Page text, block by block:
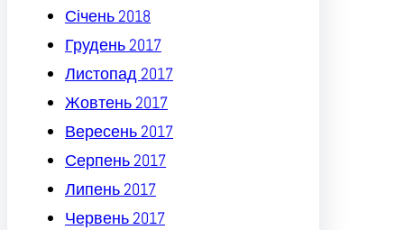
Січень 2018
Грудень 2017
Листопад 2017
Жовтень 2017
Вересень 2017
Серпень 2017
Липень 2017
Червень 2017